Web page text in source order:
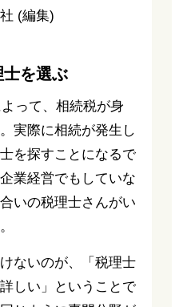
(編集)
を選ぶ
って、相続税が身
実際に相続が発生し
を探すことになるで
業経営でもしていな
いの税理士さんがい
ないのが、「税理士
しい」ということで